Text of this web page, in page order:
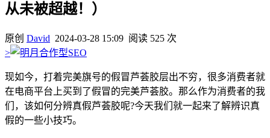
从未被超越！）
原创 David 2024-03-28 15:09 阅读 525 次
>
现如今，打着完美旗号的假冒芦荟胶层出不穷，很多消费者就
在电商平台上买到了假冒的完美芦荟胶。那么作为消费者的我
们，该如何分辨真假芦荟胶呢?今天我们就一起来了解辨识真
假的一些小技巧。